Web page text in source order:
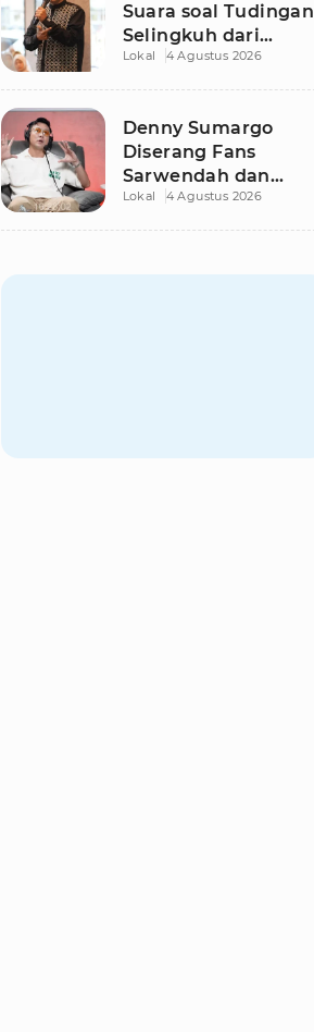
Suara soal Tudingan
Selingkuh dari
Sarwendah
Lokal 4 Agustus 2026
Denny Sumargo
Diserang Fans
Sarwendah dan
Ruben Onsu Usai
Lokal 4 Agustus 2026